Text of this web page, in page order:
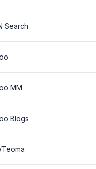
Search
MM
Blogs